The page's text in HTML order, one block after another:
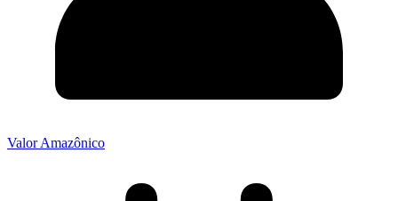
Valor Amazônico